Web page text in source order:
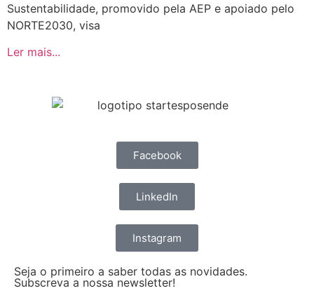
Sustentabilidade, promovido pela AEP e apoiado pelo
NORTE2030, visa
Ler mais...
Facebook
LinkedIn
Instagram
Seja o primeiro a saber todas as novidades.
Subscreva a nossa newsletter!